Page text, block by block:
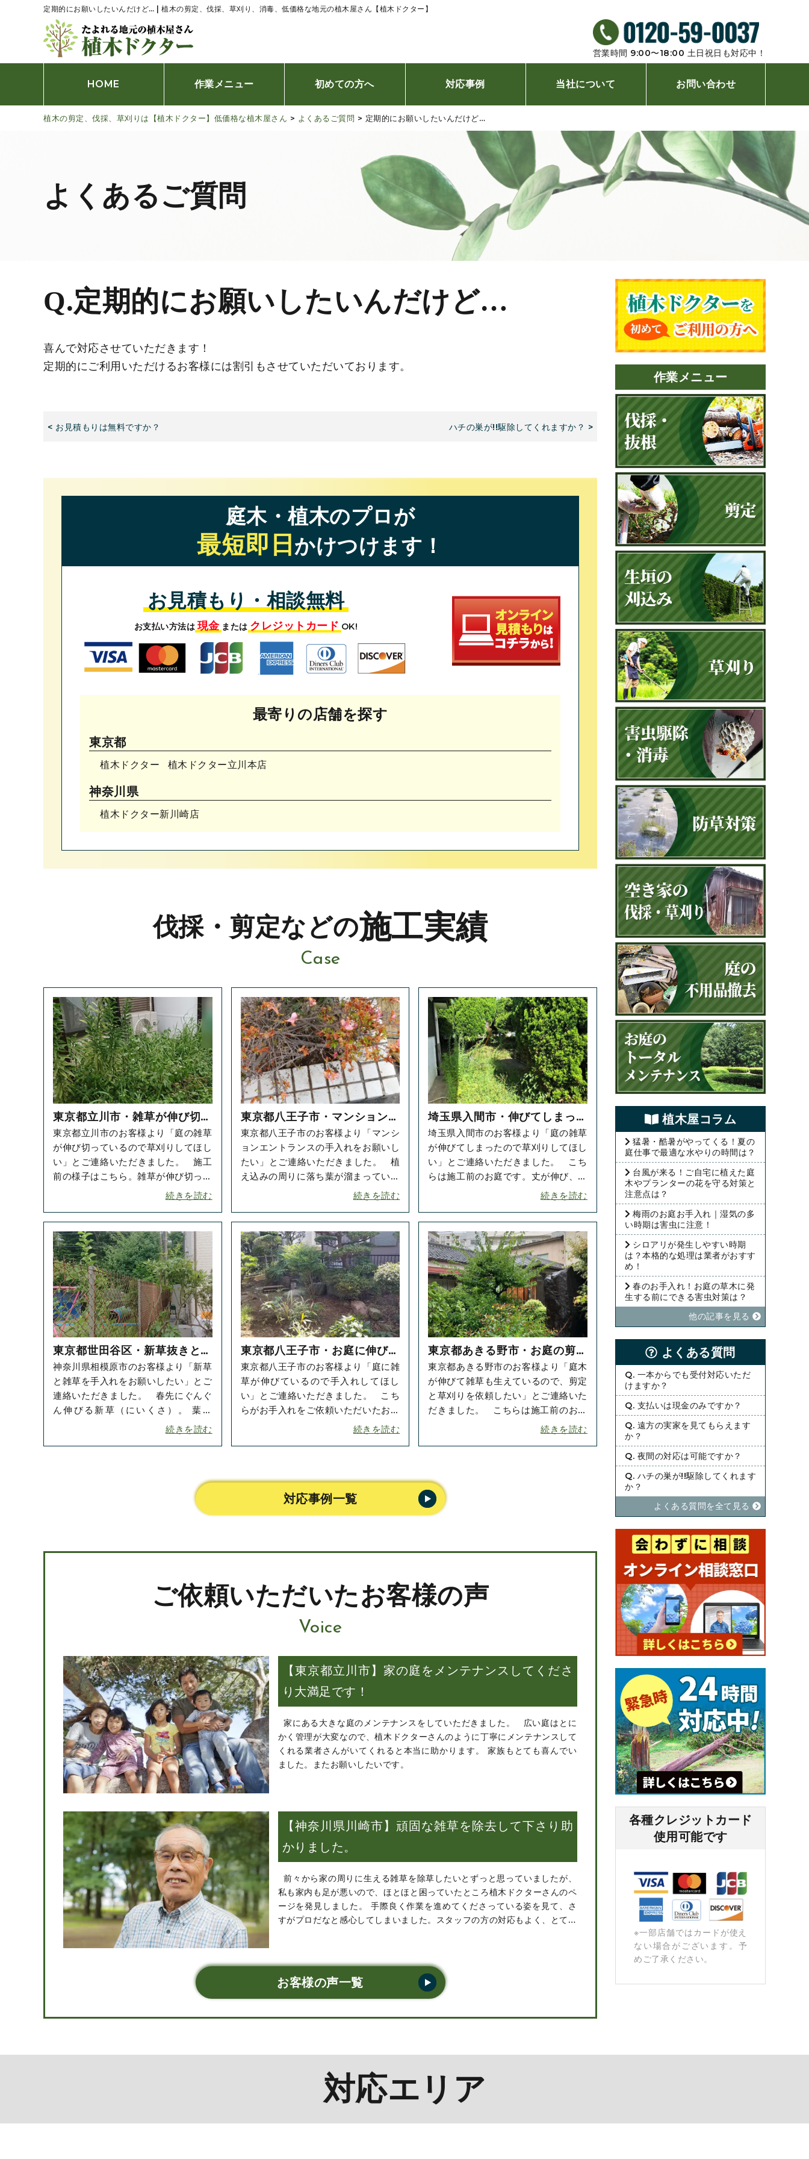
定期的にお願いしたいんだけど… | 植木の剪定、伐採、草刈り、消毒、低価格な地元の植木屋さん【植木ドクター】
営業時間 9:00〜18:00 ⼟⽇祝⽇も対応中！
HOME 作業メニュー
伐採、抜根
刈込み
草刈り
芝生張り
庭の不用品撤去
初めての方へ
ご利用の流れ
オンライン相談
対応事例
お客様の声
当社について
植木屋コラム
新着情報
お問い合わせ
プライバシーポリシー
サイトメニュー
植木の剪定、伐採、草刈りは【植木ドクター】低価格な植木屋さん > よくあるご質問 > 定期的にお願いしたいんだけど…
よくあるご質問
Q.定期的にお願いしたいんだけど…
喜んで対応させていただきます！
定期的にご利用いただけるお客様には割引もさせていただいております。
< お見積もりは無料ですか？ ハチの巣が!!駆除してくれますか？ >
庭木・植木のプロが
最短即日 かけつけます！
お見積もり・相談無料
お支払い方法は 現金 または クレジットカード OK!
最寄りの店舗を探す
東京都
植木ドクター 植木ドクター⽴川本店
神奈川県
植木ドクター新川崎店
伐採・剪定などの施工実績
Case
東京都立川市・雑草が伸び切っ
たお庭の草刈り・草抜きをご依
頼いただきました！
東京都立川市のお客様より「庭の雑草
が伸び切っているので草刈りしてほし
い」とご連絡いただきました。 施工
前の様子はこちら。雑草が伸び切って
いて、エアコンの室外機も半分見えな
続きを読む
東京都八王子市・マンションエ
ントランスのお掃除をご依頼い
ただきました！
東京都八王子市のお客様より「マンシ
ョンエントランスの手入れをお願いし
たい」とご連絡いただきました。 植
え込みの周りに落ち葉が溜まっていた
ため、ホウキで履き、ゴミを集めまし
続きを読む
埼玉県入間市・伸びてしまった
お庭の草刈りをご依頼いただき
ました！
埼玉県入間市のお客様より「庭の雑草
が伸びてしまったので草刈りしてほし
い」とご連絡いただきました。 こち
らは施工前のお庭です。丈が伸び、雑
草がお庭を侵食していました。 春か
続きを読む
東京都世田谷区・新草抜きと雑
草のお手入れをご依頼いただき
ました！
神奈川県相模原市のお客様より「新草
と雑草を手入れをお願いしたい」とご
連絡いただきました。 春先にぐんぐ
ん伸びる新草（にいくさ）。 葉も
青々して健康的で、とてもキレイな新
続きを読む
東京都八王子市・お庭に伸びた
雑草のお手入れをご依頼いただ
きました！
東京都八王子市のお客様より「庭に雑
草が伸びているので手入れしてほし
い」とご連絡いただきました。 こち
らがお手入れをご依頼いただいたお庭
です。 たしかに草木が伸びており、
続きを読む
東京都あきる野市・お庭の剪定
と草刈りをご依頼いただきまし
た！
東京都あきる野市のお客様より「庭木
が伸びて雑草も生えているので、剪定
と草刈りを依頼したい」とご連絡いた
だきました。 こちらは施工前のお庭
の様子です。庭木が伸びており、葉が
続きを読む
対応事例一覧
ご依頼いただいたお客様の声
Voice
【東京都立川市】家の庭をメンテナンスしてくださ
り大満足です！
家にある大きな庭のメンテナンスをしていただきました。 広い庭はとに
かく管理が大変なので、植木ドクターさんのように丁寧にメンテナンスして
くれる業者さんがいてくれると本当に助かります。 家族もとても喜んでい
ました。またお願いしたいです。
【神奈川県川崎市】頑固な雑草を除去して下さり助
かりました。
前々から家の周りに生える雑草を除草したいとずっと思っていましたが、
私も家内も足が悪いので、ほとほと困っていたところ植木ドクターさんのペ
ージを発見しました。 手際良く作業を進めてくださっている姿を見て、さ
すがプロだなと感心してしまいました。スタッフの方の対応もよく、とても
お客様の声一覧
作業メニュー
植⽊屋コラム
猛暑・酷暑がやってくる！夏の
庭仕事で最適な水やりの時間は？
台風が来る！ご自宅に植えた庭
木やプランターの花を守る対策と
注意点は？
梅雨のお庭お手入れ｜湿気の多
い時期は害虫に注意！
シロアリが発生しやすい時期
は？本格的な処理は業者がおすす
め！
春のお手入れ！お庭の草木に発
生する前にできる害虫対策は？
他の記事を⾒る
よくある質問
Q. 一本からでも受付対応いただ
けますか？
Q. 支払いは現金のみですか？
Q. 遠方の実家を見てもらえます
か？
Q. 夜間の対応は可能ですか？
Q. ハチの巣が!!駆除してくれます
か？
よくある質問を全て⾒る
各種クレジットカード
使⽤可能です
※⼀部店舗ではカードが使え
ない場合がございます。予
めご了承ください。
対応エリア